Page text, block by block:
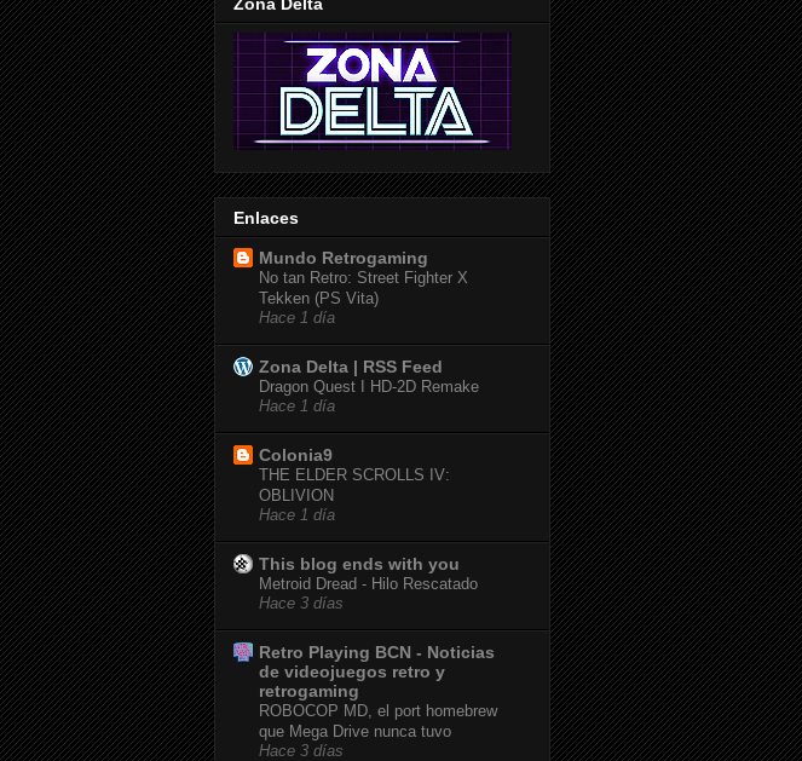
Enlaces
Mundo Retrogaming
No tan Retro: Street Fighter X
Tekken (PS Vita)
Hace 1 día
Zona Delta | RSS Feed
Dragon Quest I HD-2D Remake
Hace 1 día
Colonia9
THE ELDER SCROLLS IV:
OBLIVION
Hace 1 día
This blog ends with you
Metroid Dread - Hilo Rescatado
Hace 3 días
Retro Playing BCN - Noticias
de videojuegos retro y
retrogaming
ROBOCOP MD, el port homebrew
que Mega Drive nunca tuvo
Hace 3 días